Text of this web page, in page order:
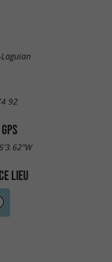
92
LIEU